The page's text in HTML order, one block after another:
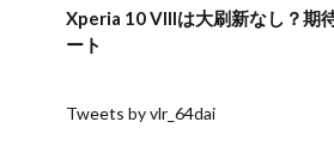
Xperia 10 VIIIは大刷新なし？期
ート
Tweets by vlr_64dai